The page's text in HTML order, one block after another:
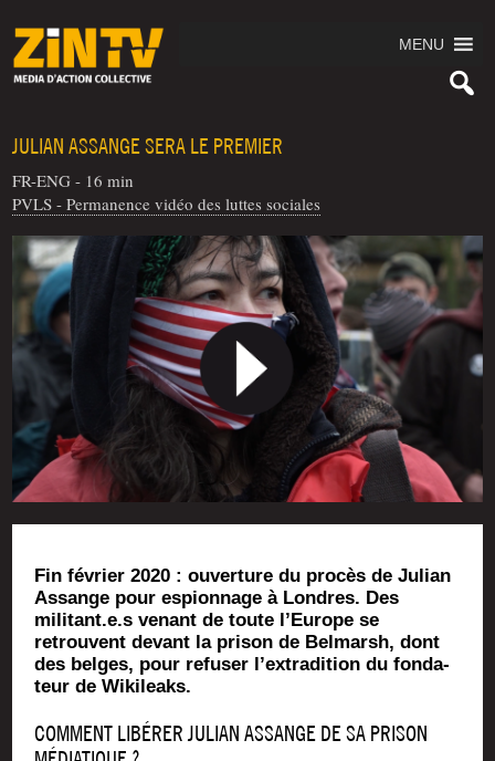
MENU
JULIAN ASSANGE SERA LE PREMIER
FR-ENG - 16 min
PVLS - Permanence vidéo des luttes sociales
Fin février 2020 : ouver­ture du pro­cès de Julian
Assange pour espion­nage à Londres. Des
militant.e.s venant de toute l’Eu­rope se
retrouvent devant la pri­son de Bel­marsh, dont
des belges, pour refu­ser l’ex­tra­di­tion du fon­da­
teur de Wikileaks.
COMMENT LIBÉRER JULIAN ASSANGE DE SA PRISON